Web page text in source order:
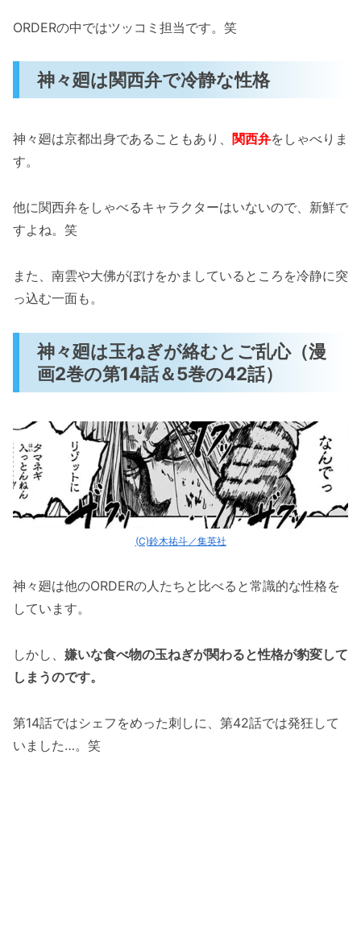
ORDERの中ではツッコミ担当です。笑
神々廻は関西弁で冷静な性格
神々廻は京都出身であることもあり、 関西弁をしゃべりま
す。
他に関西弁をしゃべるキャラクターはいないので、新鮮で
すよね。笑
また、南雲や大佛がぼけをかましているところを冷静に突
っ込む一面も。
神々廻は玉ねぎが絡むとご乱心（漫
画2巻の第14話＆5巻の42話）
(C)鈴木祐斗／集英社
神々廻は他のORDERの人たちと比べると常識的な性格を
しています。
しかし、 嫌いな食べ物の玉ねぎが関わると性格が豹変して
しまうのです。
第14話ではシェフをめった刺しに、第42話では発狂して
いました…。笑